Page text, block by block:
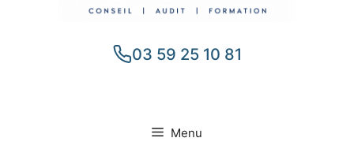
03 59 25 10 81
Menu